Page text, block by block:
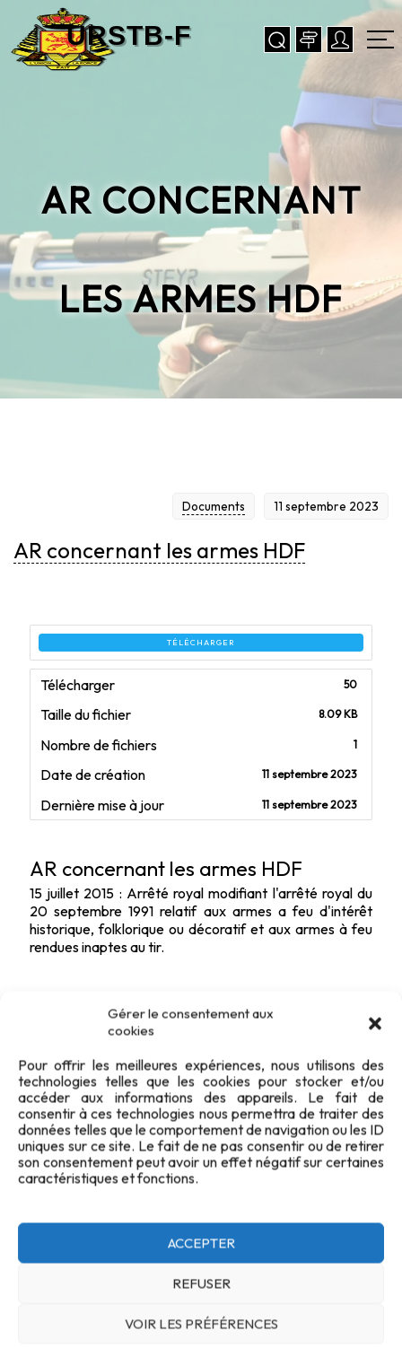
Gérer le consentement aux
cookies
Pour offrir les meilleures expériences, nous utilisons des
technologies telles que les cookies pour stocker et/ou
accéder aux informations des appareils. Le fait de
consentir à ces technologies nous permettra de traiter des
données telles que le comportement de navigation ou les ID
uniques sur ce site. Le fait de ne pas consentir ou de retirer
son consentement peut avoir un effet négatif sur certaines
caractéristiques et fonctions.
ACCEPTER
REFUSER
VOIR LES PRÉFÉRENCES
AR CONCERNANT
LES ARMES HDF
11 septembre 2023
Documents
AR concernant les armes HDF
TÉLÉCHARGER
Télécharger 50
Taille du fichier 8.09 KB
Nombre de fichiers 1
Date de création 11 septembre 2023
Dernière mise à jour 11 septembre 2023
AR concernant les armes HDF
15 juillet 2015 : Arrêté royal modifiant l'arrêté royal du
20 septembre 1991 relatif aux armes a feu d'intérêt
historique, folklorique ou décoratif et aux armes à feu
rendues inaptes au tir.